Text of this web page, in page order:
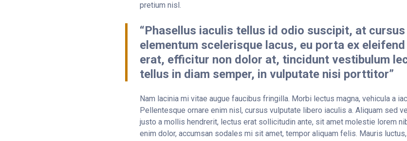
pretium nisl.
“Phasellus iaculis tellus id odio suscipit, at
elementum scelerisque lacus, eu porta ex
erat, efficitur non dolor at, tincidunt vestibulum
tellus in diam semper, in vulputate nisi porttitor”
Nam lacinia mi vitae augue faucibus fringilla. Morbi lectus magna, vehicula a
Pellentesque ornare enim nisl, cursus vulputate libero iaculis a. Aliquam sed
justo a mollis hendrerit, lectus erat sollicitudin ante, sit amet molestie lorem
enim dolor, accumsan sodales mi sit amet, tempor aliquam felis. Mauris